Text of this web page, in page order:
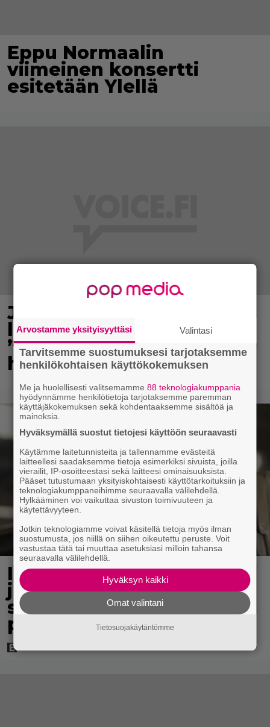
Eppu Normaalin
viimeinen konsertti
esitetään Ylellä
Jani Sievinen kokosi
lapsikatraansa yhteen –
”Minun suurin perintöni
heille”
Illalla tv:ssä: Vauhdikasta
junatoimintaa – leffa
suututti amerikkalaisen
pankkijätin
Arvostamme yksityisyyttäsi Valintasi
Tarvitsemme suostumuksesi tarjotaksemme
henkilökohtaisen käyttökokemuksen
Me ja huolellisesti valitsemamme88 teknologiakumppania
hyödynnämme henkilötietoja tarjotaksemme paremman
käyttäjäkokemuksen sekä kohdentaaksemme sisältöä ja
mainoksia.
Hyväksymällä suostut tietojesi käyttöön seuraavasti
Käytämme laitetunnisteita ja tallennamme evästeitä
laitteellesi saadaksemme tietoja esimerkiksi sivuista, joilla
vierailit, IP-osoitteestasi sekä laitteesi ominaisuuksista.
Pääset tutustumaan yksityiskohtaisesti käyttötarkoituksiin ja
teknologiakumppaneihimme seuraavalla välilehdellä.
Hylkääminen voi vaikuttaa sivuston toimivuuteen ja
käytettävyyteen.
Jotkin teknologiamme voivat käsitellä tietoja myös ilman
suostumusta, jos niillä on siihen oikeutettu peruste. Voit
vastustaa tätä tai muuttaa asetuksiasi milloin tahansa
seuraavalla välilehdellä.
Hyväksyn kaikki
Omat valintani
Tietosuojakäytäntömme